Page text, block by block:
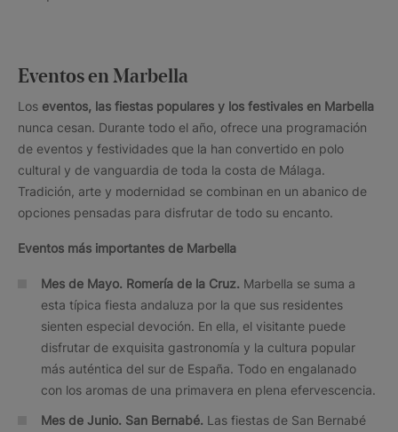
Eventos en Marbella
Los eventos, las fiestas populares y los festivales en Marbella
nunca cesan. Durante todo el año, ofrece una programación
de eventos y festividades que la han convertido en polo
cultural y de vanguardia de toda la costa de Málaga.
Tradición, arte y modernidad se combinan en un abanico de
opciones pensadas para disfrutar de todo su encanto.
Eventos más importantes de Marbella
Mes de Mayo. Romería de la Cruz. Marbella se suma a
esta típica fiesta andaluza por la que sus residentes
sienten especial devoción. En ella, el visitante puede
disfrutar de exquisita gastronomía y la cultura popular
más auténtica del sur de España. Todo en engalanado
con los aromas de una primavera en plena efervescencia.
Mes de Junio. San Bernabé. Las fiestas de San Bernabé